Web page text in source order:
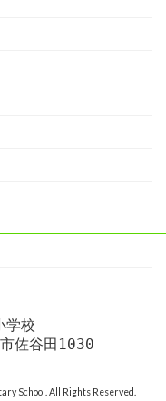
学校
佐谷田1030
School. All Rights Reserved.